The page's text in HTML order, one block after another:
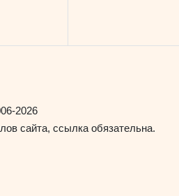
2026
сайта, ссылка обязательна.